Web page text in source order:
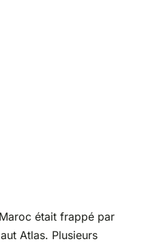
était frappé par
Atlas. Plusieurs